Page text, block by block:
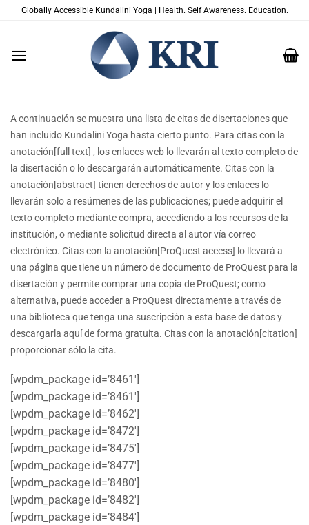
SaltarGlobally Accessible Kundalini Yoga | Health. Self Awareness. Education.
A continuación se muestra una lista de citas de disertaciones que
han incluido Kundalini Yoga hasta cierto punto. Para citas con la
anotación[full text] , los enlaces web lo llevarán al texto completo de
la disertación o lo descargarán automáticamente. Citas con la
anotación[abstract] tienen derechos de autor y los enlaces lo
llevarán solo a resúmenes de las publicaciones; puede adquirir el
texto completo mediante compra, accediendo a los recursos de la
institución, o mediante solicitud directa al autor vía correo
electrónico. Citas con la anotación[ProQuest access] lo llevará a
una página que tiene un número de documento de ProQuest para la
disertación y permite comprar una copia de ProQuest; como
alternativa, puede acceder a ProQuest directamente a través de
una biblioteca que tenga una suscripción a esta base de datos y
descargarla aquí de forma gratuita. Citas con la anotación[citation]
proporcionar sólo la cita.
[wpdm_package id=’8461′]
[wpdm_package id=’8461′]
[wpdm_package id=’8462′]
[wpdm_package id=’8472′]
[wpdm_package id=’8475′]
[wpdm_package id=’8477′]
[wpdm_package id=’8480′]
[wpdm_package id=’8482′]
[wpdm_package id=’8484′]